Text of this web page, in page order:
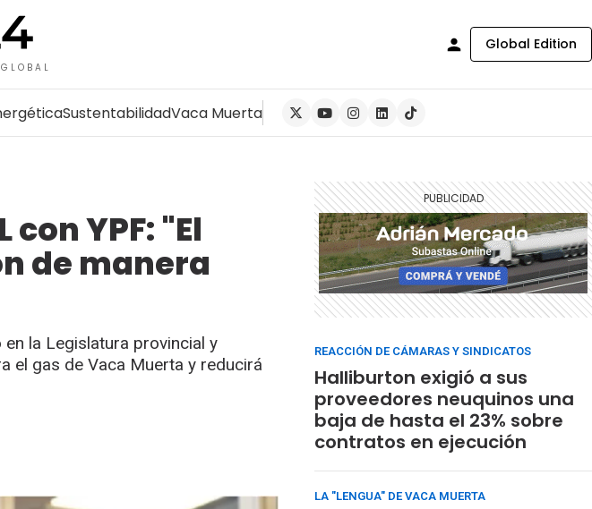
Global Edition
SustentabilidadVaca Muerta
YPF: "El
de manera
la Legislatura provincial y
el gas de Vaca Muerta y reducirá
REACCIÓN DE CÁMARAS Y SINDICATOS
Halliburton exigió a sus
proveedores neuquinos una
baja de hasta el 23% sobre
contratos en ejecución
LA "LENGUA" DE VACA MUERTA